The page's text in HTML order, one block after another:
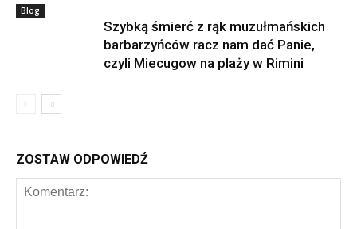
Blog
Szybką śmierć z rąk muzułmańskich
barbarzyńców racz nam dać Panie,
czyli Miecugow na plaży w Rimini
ZOSTAW ODPOWIEDŹ